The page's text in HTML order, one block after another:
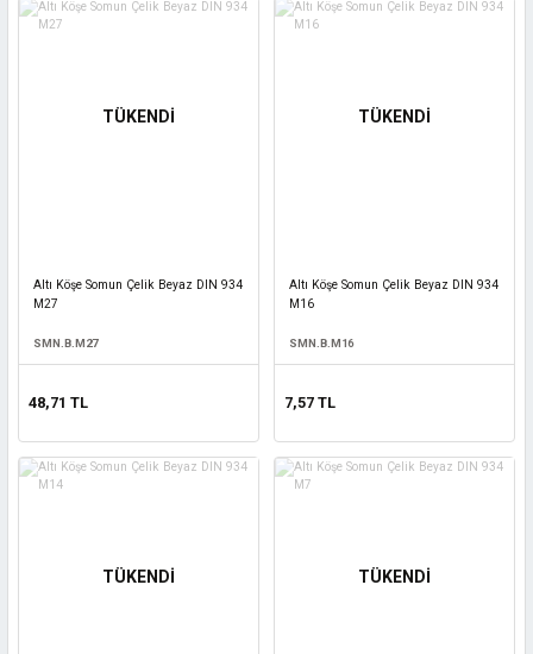
TÜKENDİ
Altı Köşe Somun Çelik Beyaz DIN 934
M27
SMN.B.M27
48,71 TL
TÜKENDİ
Altı Köşe Somun Çelik Beyaz DIN 934
M16
SMN.B.M16
7,57 TL
TÜKENDİ TÜKENDİ